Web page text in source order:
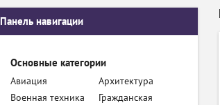
Панель навигации
Основные категории
Авиация
Архитектура
Военная техника
Гражданская